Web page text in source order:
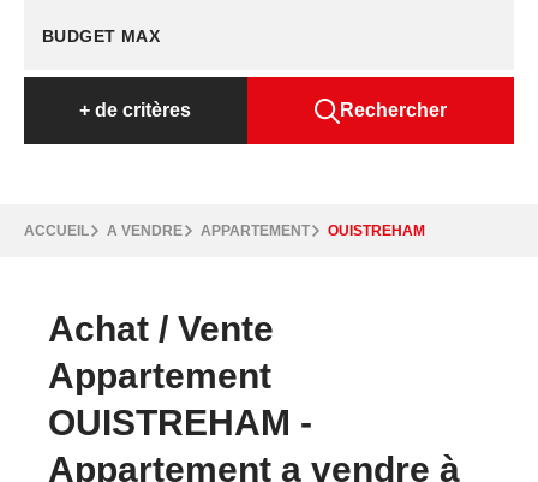
+ de critères Rechercher
ACCUEIL A VENDRE APPARTEMENT OUISTREHAM
Achat / Vente
Appartement
OUISTREHAM -
Appartement a vendre à